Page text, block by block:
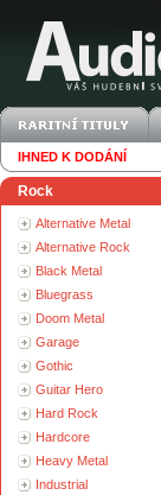
IHNED K DODÁNÍ
Rock
Alternative Metal
Alternative Rock
Black Metal
Bluegrass
Doom Metal
Garage
Gothic
Guitar Hero
Hard Rock
Hardcore
Heavy Metal
Industrial